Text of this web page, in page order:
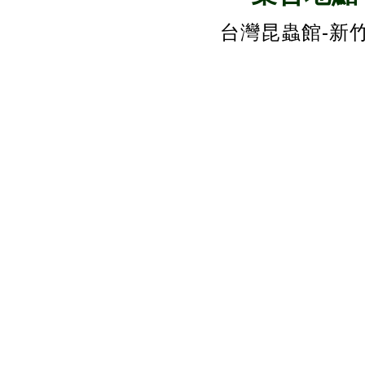
台灣昆蟲館-新